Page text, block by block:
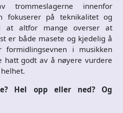
innenfor
fokuserer på teknikalitet og
at altfor mange overser at
er både masete og kjedelig å
i musikken
hatt godt av å nøyere vurdere
Hel opp eller ned? Og